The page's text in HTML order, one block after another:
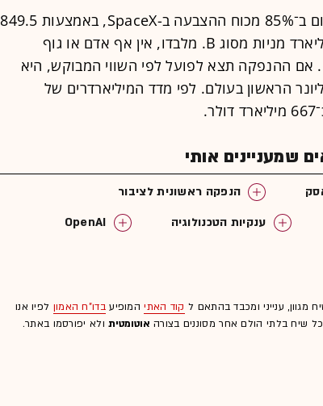
לפי התשקיף, מאסק מחזיק כיום ב־85% מכוח ההצבעה ב-SpaceX, באמצעות 849.5
מיליון מניות מסוג A ו־5.57 מיליארד מניות מסוג B. מלבדו, אין אף אדם או גוף
מ־5% מהחברה. אם ההנפקה תצא לפועל לפי השווי המבוקש, היא
הראשון בעולם. לפי מדד המיליארדרים של
שמעניינים אותי
הנפקה ראשונית לציבור
ענקיות הטכנולוגיה
OpenAI
ענייני ומכבד בהתאם ל קוד האתיהמופיעבדו"ח האמון לפיו אנו
כל שיח בלתי הולם אחר מסוננים בצורה אוטומטיתולא יפורסמו באתר.